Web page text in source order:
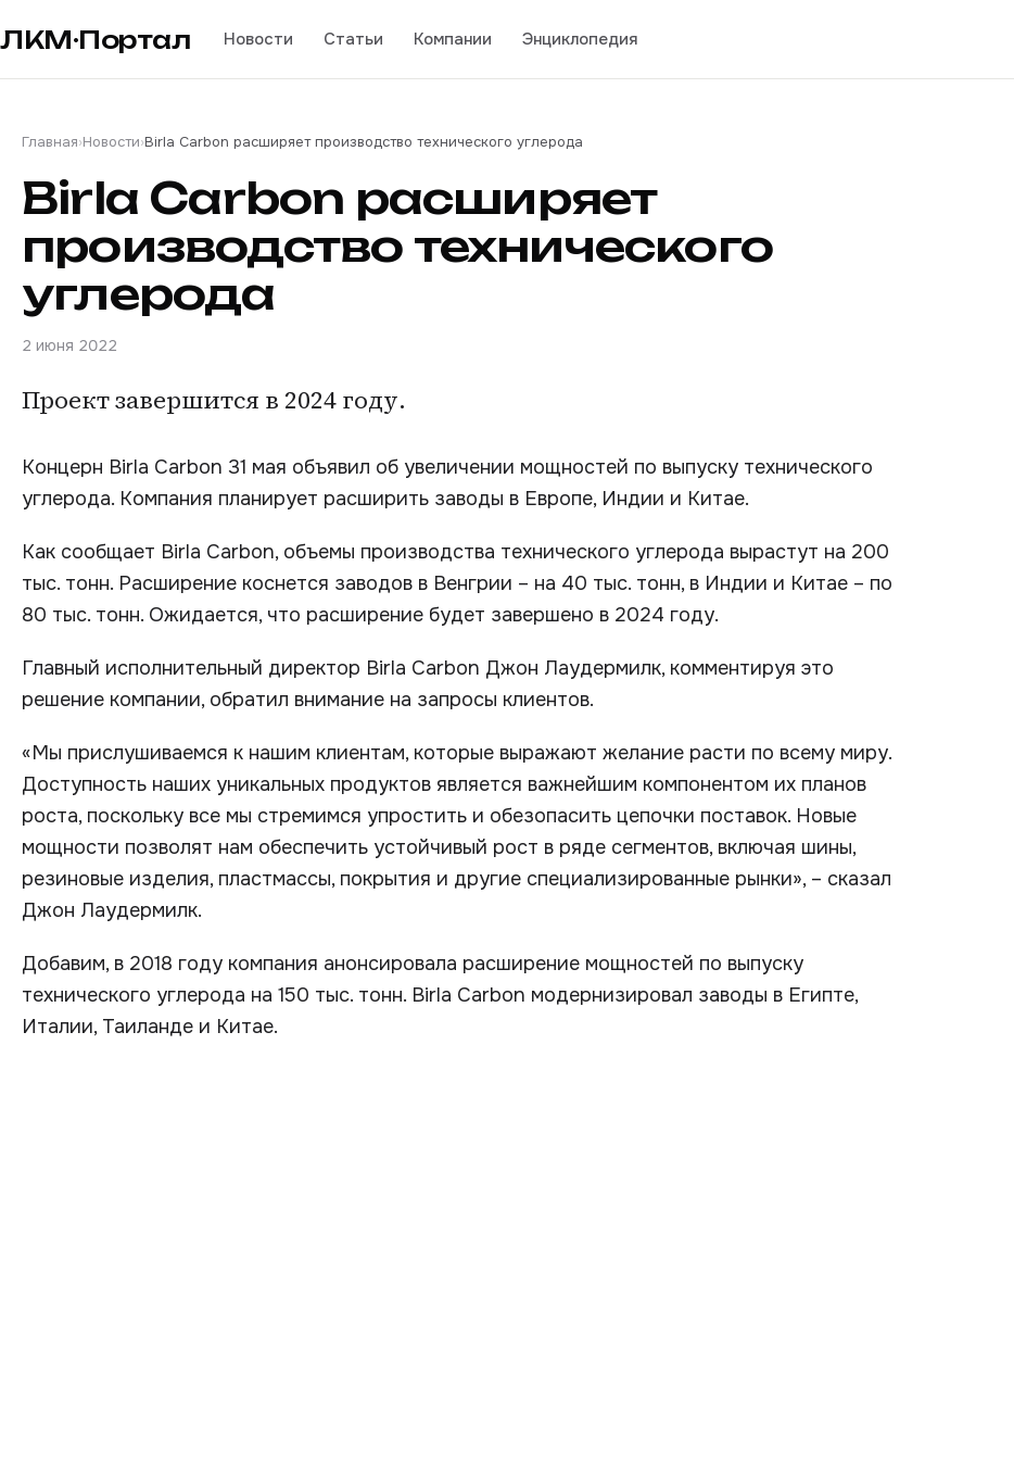
ЛКМ·Портал Новости Статьи Компании Энциклопедия
Главная›Новости›Birla Carbon расширяет производство технического углерода
Birla Carbon расширяет
производство технического
углерода
2 июня 2022
Проект завершится в 2024 году.
Концерн Birla Carbon 31 мая объявил об увеличении мощностей по выпуску технического
углерода. Компания планирует расширить заводы в Европе, Индии и Китае.
Как сообщает Birla Carbon, объемы производства технического углерода вырастут на 200
тыс. тонн. Расширение коснется заводов в Венгрии – на 40 тыс. тонн, в Индии и Китае – по
80 тыс. тонн. Ожидается, что расширение будет завершено в 2024 году.
Главный исполнительный директор Birla Carbon Джон Лаудермилк, комментируя это
решение компании, обратил внимание на запросы клиентов.
«Мы прислушиваемся к нашим клиентам, которые выражают желание расти по всему миру.
Доступность наших уникальных продуктов является важнейшим компонентом их планов
роста, поскольку все мы стремимся упростить и обезопасить цепочки поставок. Новые
мощности позволят нам обеспечить устойчивый рост в ряде сегментов, включая шины,
резиновые изделия, пластмассы, покрытия и другие специализированные рынки», – сказал
Джон Лаудермилк.
Добавим, в 2018 году компания анонсировала расширение мощностей по выпуску
технического углерода на 150 тыс. тонн. Birla Carbon модернизировал заводы в Египте,
Италии, Таиланде и Китае.